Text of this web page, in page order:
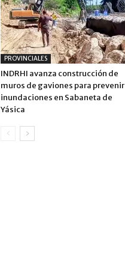
PROVINCIALES
INDRHI avanza construcción de
muros de gaviones para prevenir
inundaciones en Sabaneta de
Yásica